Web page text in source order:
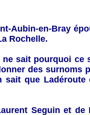
Aubin-en-Bray
Rochelle.
sait pourquoi ce
des surnoms
sait que
Seguin et de